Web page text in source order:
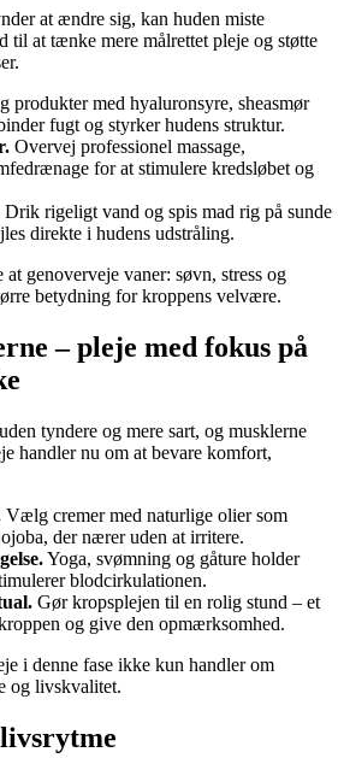
at ændre sig, kan huden miste
til at tænke mere målrettet pleje og støtte
produkter med hyaluronsyre, sheasmør
fugt og styrker hudens struktur.
Overvej professionel massage,
for at stimulere kredsløbet og
Drik rigeligt vand og spis mad rig på sunde
direkte i hudens udstråling.
genoverveje vaner: søvn, stress og
betydning for kroppens velvære.
– pleje med fokus på
tyndere og mere sart, og musklerne
handler nu om at bevare komfort,
Vælg cremer med naturlige olier som
der nærer uden at irritere.
Yoga, svømning og gåture holder
blodcirkulationen.
Gør kropsplejen til en rolig stund – et
og give den opmærksomhed.
i denne fase ikke kun handler om
og livskvalitet.